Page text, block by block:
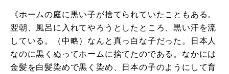
《ホームの庭に黒い子が捨てられていたこともある。
翌朝、風呂に入れてやろうとしたところ、黒い汗を流
している。（中略）なんと真っ白な子だった。日本人
なのに黒くぬってホームに捨てたのである。なかには
金髪を白髪染めで黒く染め、日本の子のようにして育